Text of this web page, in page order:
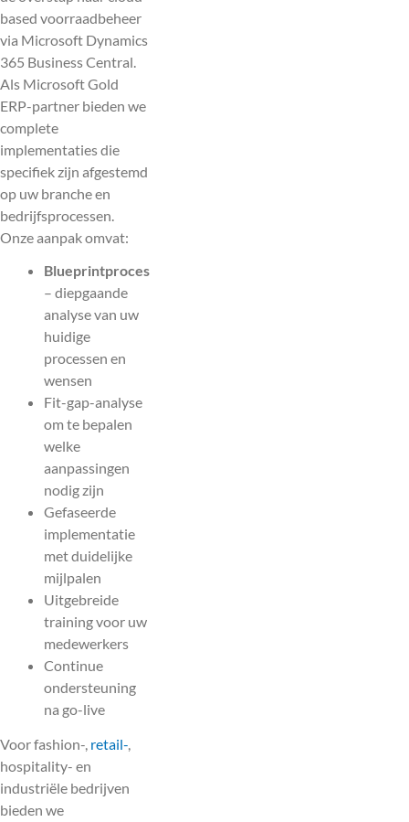
based voorraadbeheer
via Microsoft Dynamics
365 Business Central.
Als Microsoft Gold
ERP-partner bieden we
complete
implementaties die
specifiek zijn afgestemd
op uw branche en
bedrijfsprocessen.
Onze aanpak omvat:
Blueprintproces
– diepgaande
analyse van uw
huidige
processen en
wensen
Fit-gap-analyse
om te bepalen
welke
aanpassingen
nodig zijn
Gefaseerde
implementatie
met duidelijke
mijlpalen
Uitgebreide
training voor uw
medewerkers
Continue
ondersteuning
na go-live
Voor fashion-, retail-,
hospitality- en
industriële bedrijven
bieden we